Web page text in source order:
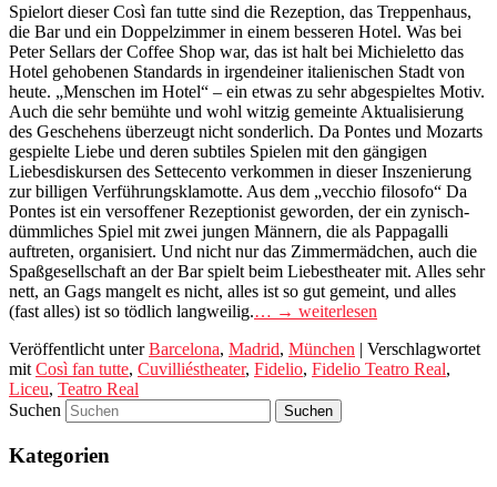
Spielort dieser Così fan tutte sind die Rezeption, das Treppenhaus,
die Bar und ein Doppelzimmer in einem besseren Hotel. Was bei
Peter Sellars der Coffee Shop war, das ist halt bei Michieletto das
Hotel gehobenen Standards in irgendeiner italienischen Stadt von
heute. „Menschen im Hotel“ – ein etwas zu sehr abgespieltes Motiv.
Auch die sehr bemühte und wohl witzig gemeinte Aktualisierung
des Geschehens überzeugt nicht sonderlich. Da Pontes und Mozarts
gespielte Liebe und deren subtiles Spielen mit den gängigen
Liebesdiskursen des Settecento verkommen in dieser Inszenierung
zur billigen Verführungsklamotte. Aus dem „vecchio filosofo“ Da
Pontes ist ein versoffener Rezeptionist geworden, der ein zynisch-
dümmliches Spiel mit zwei jungen Männern, die als Pappagalli
auftreten, organisiert. Und nicht nur das Zimmermädchen, auch die
Spaßgesellschaft an der Bar spielt beim Liebestheater mit. Alles sehr
nett, an Gags mangelt es nicht, alles ist so gut gemeint, und alles
(fast alles) ist so tödlich langweilig.… → weiterlesen
Veröffentlicht unter Barcelona, Madrid, München | Verschlagwortet
mit Così fan tutte, Cuvilliéstheater, Fidelio, Fidelio Teatro Real,
Liceu, Teatro Real
Suchen
Kategorien